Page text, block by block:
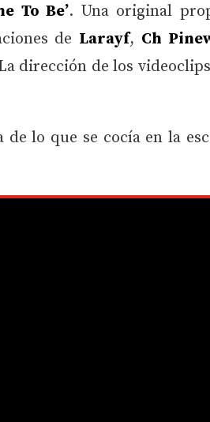
To Be’. Una original
de Larayf, Ch
dirección de los
lo que se cocía en la